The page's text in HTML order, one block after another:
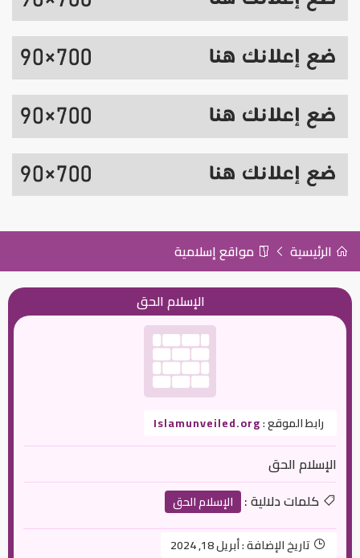
الرئيسية مواقع إسلامية
الإسلام الحق
رابط الموقع :Islamunveiled.org
الإسلام الحق
كلمات دلالية :
الإسلام الحق
تاريخ الإضافة :أبريل 18, 2024